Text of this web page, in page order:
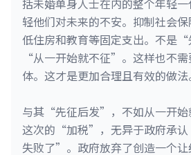
括未婚单身人士在内的整个年轻
轻他们对未来的不安。抑制社会
低住房和教育等固定支出。不是
“从一开始就不征”。这样也不
体。这才是更加合理且有效的做法
与其“先征后发”，不如从一开始
这次的“加税”，无异于政府承
失败了”。政府放弃了创造一个